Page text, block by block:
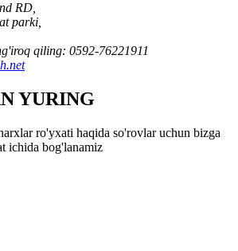
RD,
parki,
qiling: 0592-76221911
YURING
ro'yxati haqida so'rovlar uchun bizga
ichida bog'lanamiz